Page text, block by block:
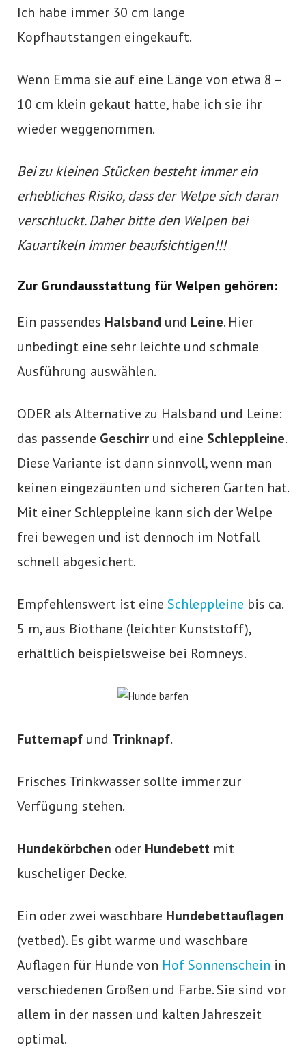
Ich habe immer 30 cm lange
Kopfhautstangen eingekauft.
Wenn Emma sie auf eine Länge von etwa 8 –
10 cm klein gekaut hatte, habe ich sie ihr
wieder weggenommen.
Bei zu kleinen Stücken besteht immer ein
erhebliches Risiko, dass der Welpe sich daran
verschluckt. Daher bitte den Welpen bei
Kauartikeln immer beaufsichtigen!!!
Zur Grundausstattung für Welpen gehören:
Ein passendes Halsband und Leine. Hier
unbedingt eine sehr leichte und schmale
Ausführung auswählen.
ODER als Alternative zu Halsband und Leine:
das passende Geschirr und eine Schleppleine.
Diese Variante ist dann sinnvoll, wenn man
keinen eingezäunten und sicheren Garten hat.
Mit einer Schleppleine kann sich der Welpe
frei bewegen und ist dennoch im Notfall
schnell abgesichert.
Empfehlenswert ist eine Schleppleine bis ca.
5 m, aus Biothane (leichter Kunststoff),
erhältlich beispielsweise bei Romneys.
Futternapf und Trinknapf.
Frisches Trinkwasser sollte immer zur
Verfügung stehen.
Hundekörbchen oder Hundebett mit
kuscheliger Decke.
Ein oder zwei waschbare Hundebettauflagen
(vetbed). Es gibt warme und waschbare
Auflagen für Hunde von Hof Sonnenschein in
verschiedenen Größen und Farbe. Sie sind vor
allem in der nassen und kalten Jahreszeit
optimal.